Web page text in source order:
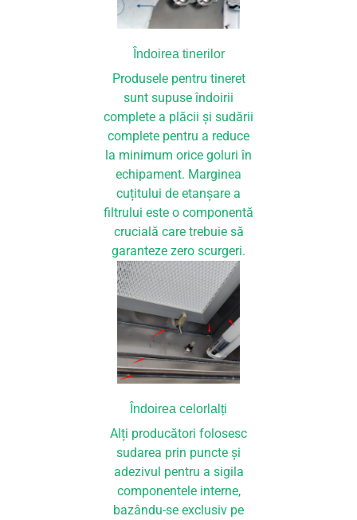
Îndoirea tinerilor
Produsele pentru tineret
sunt supuse îndoirii
complete a plăcii și sudării
complete pentru a reduce
la minimum orice goluri în
echipament. Marginea
cuțitului de etanșare a
filtrului este o componentă
crucială care trebuie să
garanteze zero scurgeri.
Îndoirea celorlalți
Alți producători folosesc
sudarea prin puncte și
adezivul pentru a sigila
componentele interne,
bazându-se exclusiv pe